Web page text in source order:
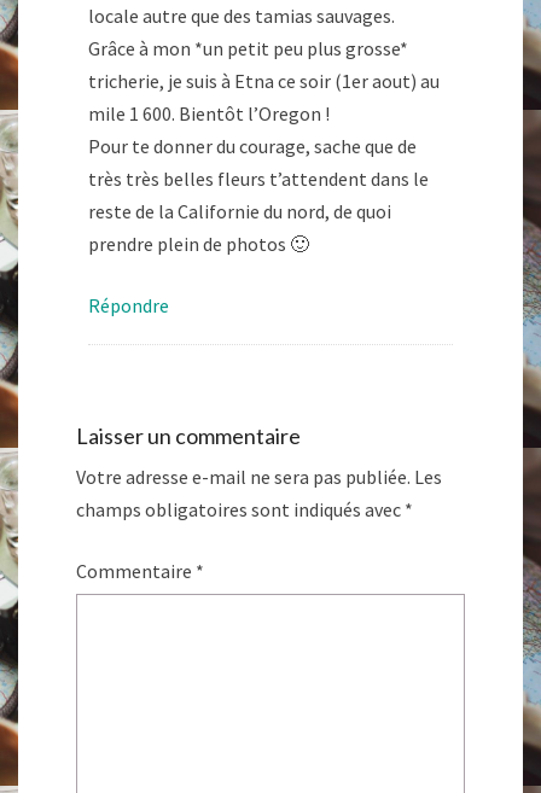
locale autre que des tamias sauvages.
Grâce à mon *un petit peu plus grosse*
tricherie, je suis à Etna ce soir (1er aout) au
mile 1 600. Bientôt l’Oregon !
Pour te donner du courage, sache que de
très très belles fleurs t’attendent dans le
reste de la Californie du nord, de quoi
prendre plein de photos 🙂
Répondre
Laisser un commentaire
Votre adresse e-mail ne sera pas publiée. Les
champs obligatoires sont indiqués avec *
Commentaire *